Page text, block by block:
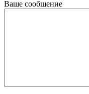
Ваше сообщение